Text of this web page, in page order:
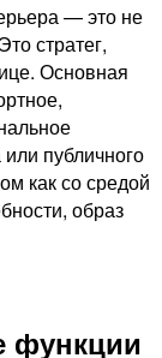
— это не
стратег,
Основная
публичного
как со средой
образ
функции